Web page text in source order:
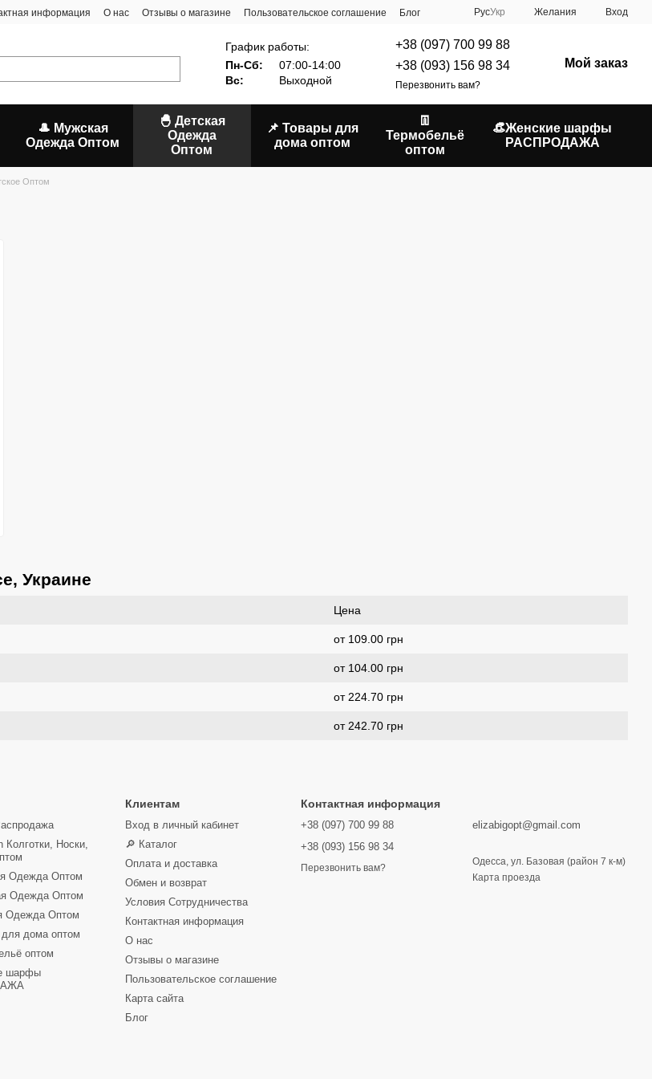
информация О нас Отзывы о магазине Пользовательское соглашение Блог РусУкр Желания Вход
График работы:
Пн-Сб:
07:00-14:00
Вс:
Выходной
+38 (097) 700 99 88
+38 (093) 156 98 34
Перезвонить вам?
Мой заказ
🎩 Мужская
Одежда Оптом
🐣 Детская
Одежда
Оптом
📌 Товары для
дома оптом
👖
Термобельё
оптом
👒Женские шарфы
РАСПРОДАЖА
Оптом
Украине
Цена
от 109.00 грн
от 104.00 грн
от 224.70 грн
от 242.70 грн
Колготки, Носки,
Одежда Оптом
Одежда Оптом
Одежда Оптом
дома оптом
оптом
шарфы
Клиентам
Вход в личный кабинет
🔎 Каталог
Оплата и доставка
Обмен и возврат
Условия Сотрудничества
Контактная информация
О нас
Отзывы о магазине
Пользовательское соглашение
Карта сайта
Блог
Контактная информация
+38 (097) 700 99 88
+38 (093) 156 98 34
Перезвонить вам?
elizabigopt@gmail.com
Одесса, ул. Базовая (район 7 к-м)
Карта проезда